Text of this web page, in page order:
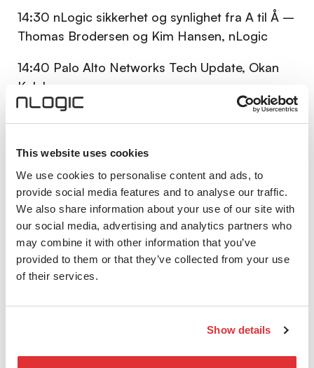
This website uses cookies
We use cookies to personalise content and ads, to
provide social media features and to analyse our traffic.
We also share information about your use of our site with
our social media, advertising and analytics partners who
may combine it with other information that you’ve
provided to them or that they’ve collected from your use
of their services.
Show details
14:30 nLogic sikkerhet og synlighet fra A til Å –
Thomas Brodersen og Kim Hansen, nLogic
14:40 Palo Alto Networks Tech Update, Okan
Kalak
I denne sesjonen gir vi deg en innføring i Palo
spesielt søkelys på Prisma Access Browser og
hvordan denne moderne bedriftsnettleseren
åpner for nye muligheter innen sikker tilgang og
brukeropplevelse
15:00Experiences from the Front Line – Per
Soderqvist, Arctic Wolf
than ever, and the conclusion is unavoidable.